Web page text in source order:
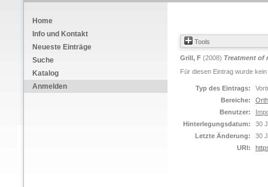
Home
Info und Kontakt
Neueste Einträge
Suche
Katalog
Anmelden
Tools
Grill, F (2008) Treatment of
Für diesen Eintrag wurde
Typ des Eintrags:
Bereiche:
Benutzer:
Hinterlegungsdatum:
30
Letzte Änderung:
30
URI: